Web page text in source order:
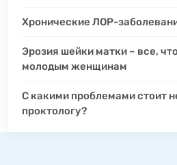
Хронические ЛОР-
Эрозия шейки матки – все,
молодым женщинам
С какими проблемами стоит
проктологу?